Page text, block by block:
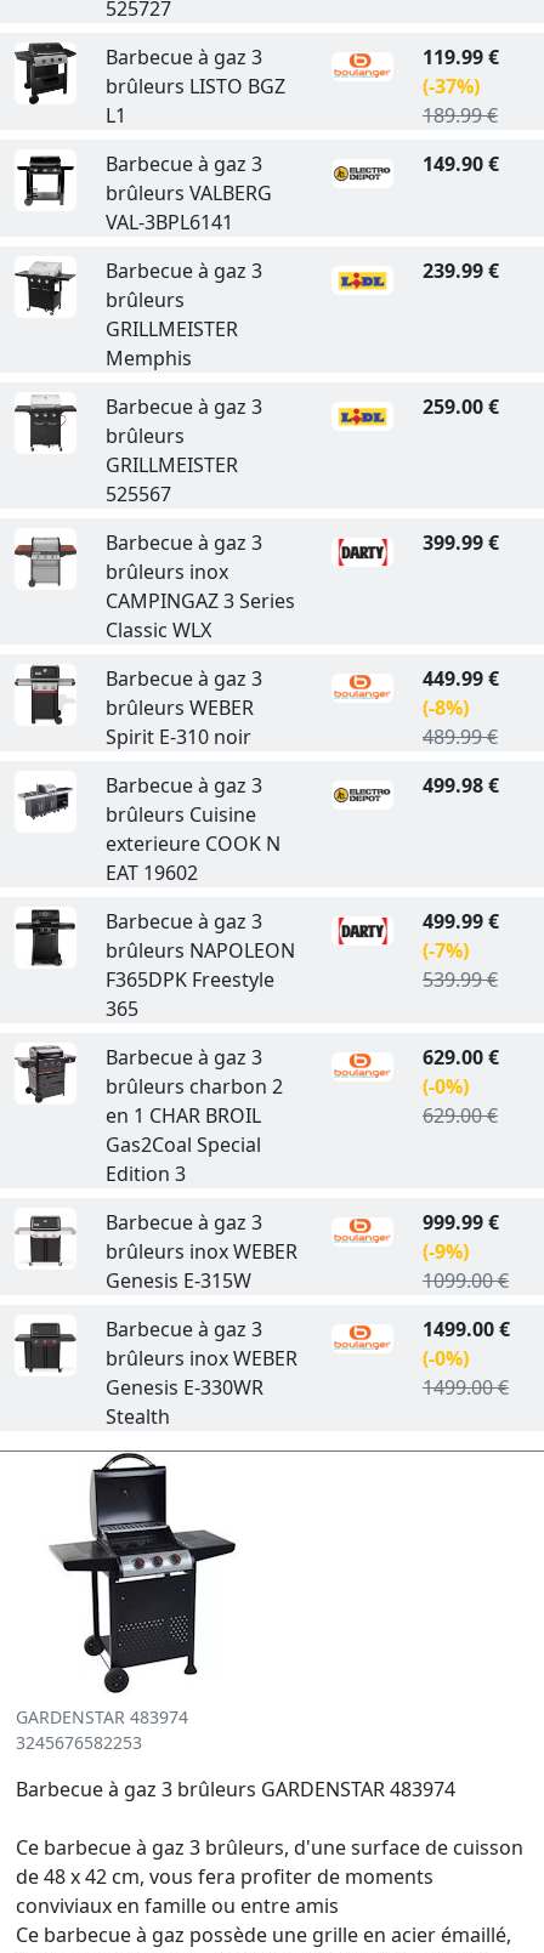
525727
Barbecue à gaz 3
brûleurs LISTO BGZ
L1
119.99 €
(-37%)
189.99 €
Barbecue à gaz 3
brûleurs VALBERG
VAL-3BPL6141
149.90 €
Barbecue à gaz 3
brûleurs
GRILLMEISTER
Memphis
239.99 €
Barbecue à gaz 3
brûleurs
GRILLMEISTER
525567
259.00 €
Barbecue à gaz 3
brûleurs inox
CAMPINGAZ 3 Series
Classic WLX
399.99 €
Barbecue à gaz 3
brûleurs WEBER
Spirit E-310 noir
449.99 €
(-8%)
489.99 €
Barbecue à gaz 3
brûleurs Cuisine
exterieure COOK N
EAT 19602
499.98 €
Barbecue à gaz 3
brûleurs NAPOLEON
F365DPK Freestyle
365
499.99 €
(-7%)
539.99 €
Barbecue à gaz 3
brûleurs charbon 2
en 1 CHAR BROIL
Gas2Coal Special
Edition 3
629.00 €
(-0%)
629.00 €
Barbecue à gaz 3
brûleurs inox WEBER
Genesis E-315W
999.99 €
(-9%)
1099.00 €
Barbecue à gaz 3
brûleurs inox WEBER
Genesis E-330WR
Stealth
1499.00 €
(-0%)
1499.00 €
GARDENSTAR 483974
3245676582253
Barbecue à gaz 3 brûleurs GARDENSTAR 483974
Ce barbecue à gaz 3 brûleurs, d'une surface de cuisson
de 48 x 42 cm, vous fera profiter de moments
conviviaux en famille ou entre amis
Ce barbecue à gaz possède une grille en acier émaillé,